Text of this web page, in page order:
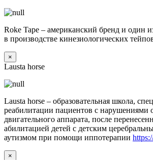
Roke Tape – американский бренд и один
в производстве кинезиологических
×
Lausta horse
Lausta horse – образовательная школа,
реабилитации пациентов с нарушениями
двигательного аппарата, после
абилитацией детей с детским
аутизмом при помощи иппотерапии
×